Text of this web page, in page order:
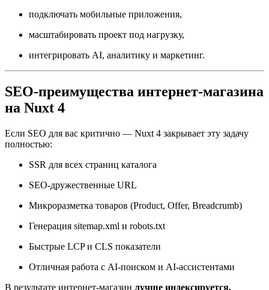
подключать мобильные приложения,
масштабировать проект под нагрузку,
интегрировать AI, аналитику и маркетинг.
SEO-преимущества интернет-магазина
на Nuxt 4
Если SEO для вас критично — Nuxt 4 закрывает эту задачу
полностью:
SSR для всех страниц каталога
SEO-дружественные URL
Микроразметка товаров (Product, Offer, Breadcrumb)
Генерация sitemap.xml и robots.txt
Быстрые LCP и CLS показатели
Отличная работа с AI-поиском и AI-ассистентами
В результате интернет-магазин лучше индексируется,